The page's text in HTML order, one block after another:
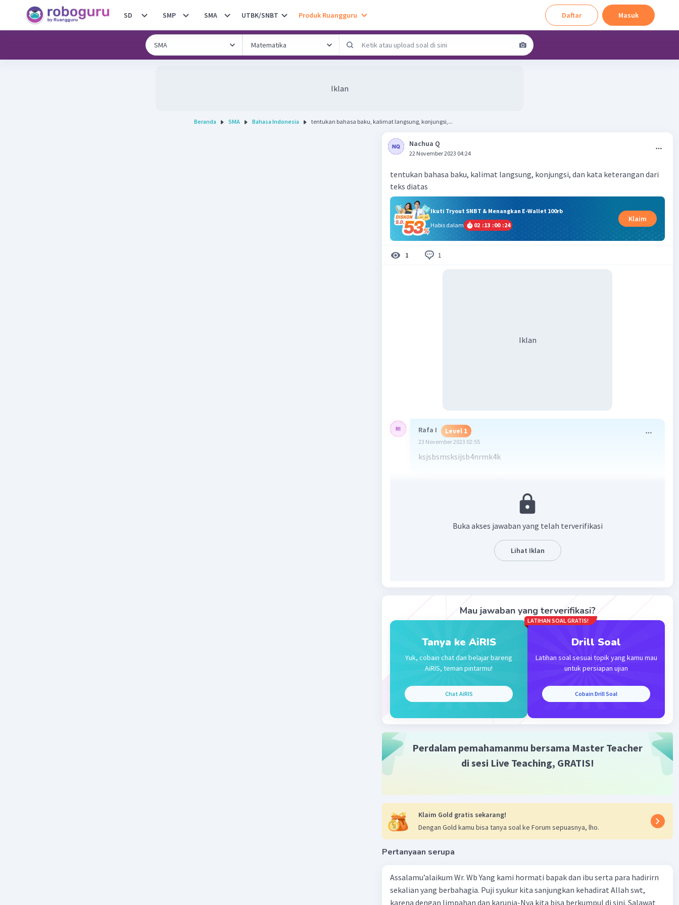
SD SMP SMA UTBK/SNBT Produk Ruangguru Daftar Masuk
Iklan
Beranda SMA Bahasa Indonesia tentukan bahasa baku, kalimat langsung, konjungsi,...
Nachua Q
22 November 2023 04:24
tentukan bahasa baku, kalimat langsung, konjungsi, dan kata keterangan dari
teks diatas
Ikuti Tryout SNBT & Menangkan E-Wallet 100rb
Habis dalam
02 :13 :00 :23
Klaim
1 1
Iklan
Rafa I Level 1
23 November 2023 02:55
ksjsbsmsksijsb4nrmk4k
Buka akses jawaban yang telah terverifikasi
Lihat Iklan
Mau jawaban yang terverifikasi?
Tanya ke AiRIS
Yuk, cobain chat dan belajar bareng
AiRIS, teman pintarmu!
Chat AiRIS
LATIHAN SOAL GRATIS!
Drill Soal
Latihan soal sesuai topik yang kamu mau
untuk persiapan ujian
Cobain Drill Soal
Perdalam pemahamanmu bersama Master Teacher
di sesi Live Teaching, GRATIS!
Klaim Gold gratis sekarang!
Dengan Gold kamu bisa tanya soal ke Forum sepuasnya, lho.
Pertanyaan serupa
Assalamu’alaikum Wr. Wb Yang kami hormati bapak dan ibu serta para hadirirn
sekalian yang berbahagia. Puji syukur kita sanjungkan kehadirat Allah swt,
karena dengan limpahan dan karunia-Nya kita bisa berkumpul di sini. Salawat